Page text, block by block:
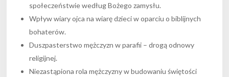
społeczeństwie według Bożego zamysłu.
Wpływ wiary ojca na wiarę dzieci w oparciu o biblijnych
bohaterów.
Duszpasterstwo mężczyzn w parafii – drogą odnowy
religijnej.
Niezastąpiona rola mężczyzny w budowaniu świętości